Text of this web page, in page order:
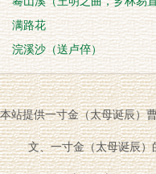
字歌之）
满路花
浣溪沙（送卢倅）
本站提供一寸金（太母诞辰）
文、一寸金（太母诞辰